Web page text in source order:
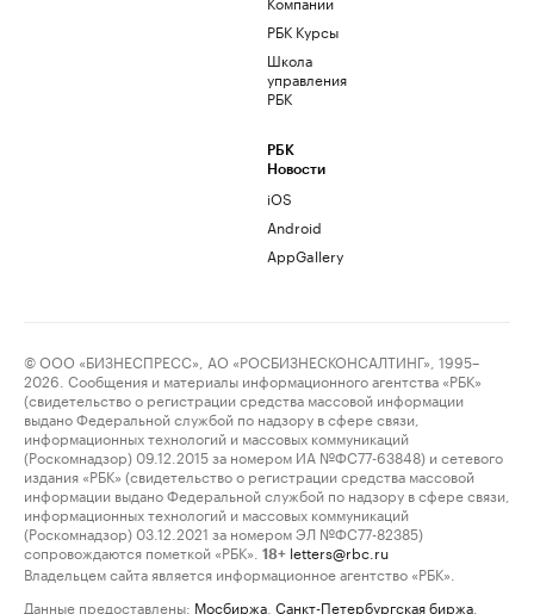
РБК Курсы
Школа
управления
РБК
РБК
Новости
iOS
Android
AppGallery
© ООО «БИЗНЕСПРЕСС», АО «РОСБИЗНЕСКОНСАЛТИНГ», 1995–
2026. Сообщения и материалы информационного агентства «РБК»
(свидетельство о регистрации средства массовой информации
выдано Федеральной службой по надзору в сфере связи,
информационных технологий и массовых коммуникаций
(Роскомнадзор) 09.12.2015 за номером ИА №ФС77-63848) и сетевого
издания «РБК» (свидетельство о регистрации средства массовой
информации выдано Федеральной службой по надзору в сфере связи,
информационных технологий и массовых коммуникаций
(Роскомнадзор) 03.12.2021 за номером ЭЛ №ФС77-82385)
сопровождаются пометкой «РБК».
18+ letters@rbc.ru
Владельцем сайта является информационное агентство «РБК».
Данные предоставлены: Мосбиржа Санкт-Петербургская биржа